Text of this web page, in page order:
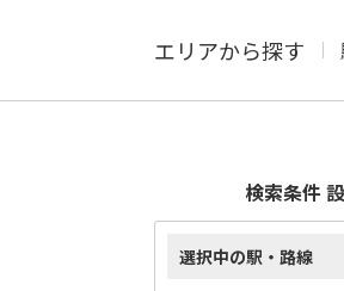
エリアから探す
検索条件
選択中の駅・路線